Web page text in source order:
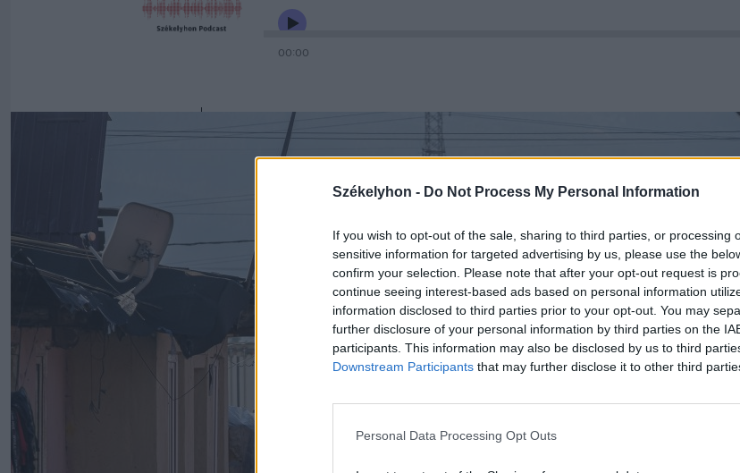
Székelyhon - Do Not Process My Personal Information
If you wish to opt-out of the sale, sharing to third parties, or processing
sensitive information for targeted advertising by us, please use the
confirm your selection. Please note that after your opt-out request is
continue seeing interest-based ads based on personal information
information disclosed to third parties prior to your opt-out. You may
further disclosure of your personal information by third parties on the
participants. This information may also be disclosed by us to third
Downstream Participants that may further disclose it to other third
Personal Data Processing Opt Outs